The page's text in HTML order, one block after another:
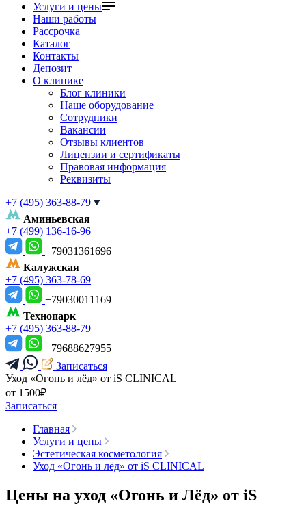
Услуги и цены
Наши работы
Рассрочка
Каталог
Контакты
Депозит
О клинике
Блог клиники
Наше оборудование
Сотрудники
Вакансии
Отзывы клиентов
Лицензии и сертификаты
Правовая информация
Реквизиты
+7 (495) 363-88-79
Аминьевская
+7 (499) 136-16-96
+79031361696
Калужская
+7 (495) 363-78-69
+79030011169
Технопарк
+7 (495) 363-88-79
+79688627955
Записаться
Уход «Огонь и лёд» от iS CLINICAL
от 1500₽
Записаться
Главная
Услуги и цены
Эстетическая косметология
Уход «Огонь и лёд» от iS CLINICAL
Цены на уход «Огонь и Лёд» от iS